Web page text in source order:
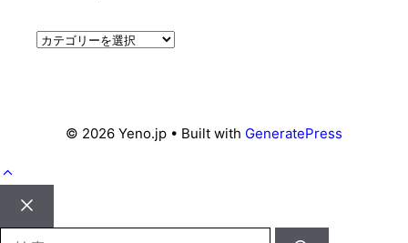
カ
© 2026 Yeno.jp • Built with GeneratePress
Close